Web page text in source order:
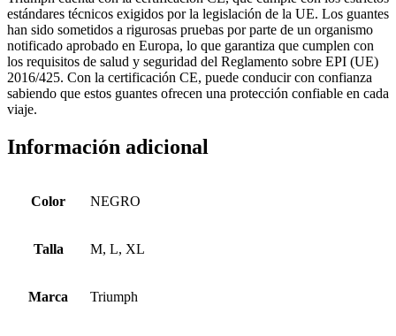
estándares técnicos exigidos por la legislación de la UE. Los guantes
han sido sometidos a rigurosas pruebas por parte de un organismo
notificado aprobado en Europa, lo que garantiza que cumplen con
los requisitos de salud y seguridad del Reglamento sobre EPI (UE)
2016/425. Con la certificación CE, puede conducir con confianza
sabiendo que estos guantes ofrecen una protección confiable en cada
viaje.
Información adicional
Color NEGRO
Talla M, L, XL
Marca Triumph